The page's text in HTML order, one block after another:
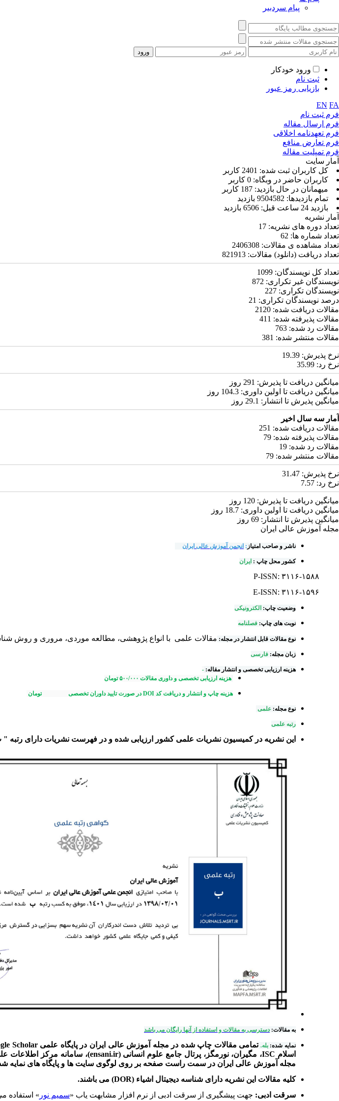
پیام سردبیر
ورود خودکار
ثبت نام
بازیابی رمز عبور
EN FA
فرم ثبت نام
فرم ارسال مقاله
فرم تعهدنامه اخلاقی
فرم تعارض منافع
فرم تمپلیت مقاله
آمار سایت
كل کاربران ثبت شده: 2401 کاربر
کاربران حاضر در وبگاه: 0 کاربر
ميهمانان در حال بازديد: 187 کاربر
تمام بازديد‌ها: 9504582 بازدید
بازديد 24 ساعت قبل: 6506 بازدید
آمار نشریه
تعداد دوره های نشریه: 17
تعداد شماره ها: 62
تعداد مشاهده ی مقالات: 2406308
تعداد دریافت (دانلود) مقالات: 821913
تعداد کل نویسندگان: 1099
نویسندگان غیر تکراری: 872
نویسندگان تکراری: 227
درصد نویسندگان تکراری: 21
مقالات دریافت شده: 2120
مقالات پذیرفته شده: 411
مقالات رد شده: 763
مقالات منتشر شده: 381
نرخ پذیرش: 19.39
نرخ رد: 35.99
میانگین دریافت تا پذیرش: 291 روز
میانگین دریافت تا اولین داوری: 104.3 روز
میانگین پذیرش تا انتشار: 29.1 روز
آمار سه سال اخیر
مقالات دریافت شده: 251
مقالات پذیرفته شده: 79
مقالات رد شده: 19
مقالات منتشر شده: 79
نرخ پذیرش: 31.47
نرخ رد: 7.57
میانگین دریافت تا پذیرش: 120 روز
میانگین دریافت تا اولین داوری: 18.7 روز
میانگین پذیرش تا انتشار: 69 روز
مجله آموزش عالی ایران
ناشر و صاحب امتیاز : انجمن آموزش عالی ایران
کشور محل چاپ : ایران
P-ISSN: ۳۱۱۶-۱۵۸۸
E-ISSN: ۳۱۱۶-۱۵۹۶
وضعیت چاپ: الکترونیکی
نوبت های چاپ: فصلنامه
نوع مقالات قابل انتشار در مجله: مقالات علمی با انواع پژوهشی، مطالعه موردی، مروری و روش
زبان مجله: فارسی
هزینه ارزیابی تخصصی و انتشار مقاله: -
هزینه ارزیابی تخصصی و داوری مقالات ۵۰۰/۰۰۰تومان
هزینه چاپ و انتشار و دریافت کد DOI در صورت تایید داوران تخصصی تومان
نوع مجله: علمی
رتبه علمی
این نشریه در کمیسیون نشریات علمی کشور ارزیابی شده و در فهرست نشریات دارای
به مقالات: دسترسی به مقالات و استفاده از آنها رایگان می باشد
نمایه شده:بله.
اسلام ISC، مگیران، نورمگز، پرتال جامع علوم انسانی (ensani.ir)، سامانه مرکز اطلاعات علمی ایران (
مجله آموزش عالی ایران در سمت راست صفحه بر روی لوگوی سایت ها و پایگاه های نمایه
کلیه مقالات این نشریه دارای شناسه دیجیتال اشیاء (DOR) می باشند.
سرقت ادبی: جهت پیشگیری از سرقت ادبی از نرم افزار مشابهت یاب «سمیم نور » استفاده